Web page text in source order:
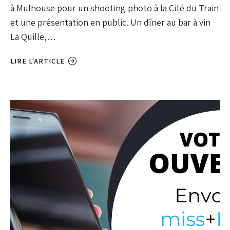
à Mulhouse pour un shooting photo à la Cité du Train
et une présentation en public. Un dîner au bar à vin
La Quille,…
LIRE L'ARTICLE